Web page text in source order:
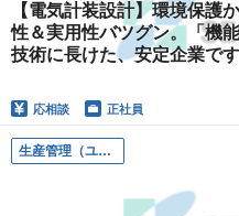
【電気計装設計】環境保護
性＆実用性バツグン。「機
技術に長けた、安定企業です
応相談 正社員
生産管理（ユニットモジュール事業部/生産管理部/生産計画課）